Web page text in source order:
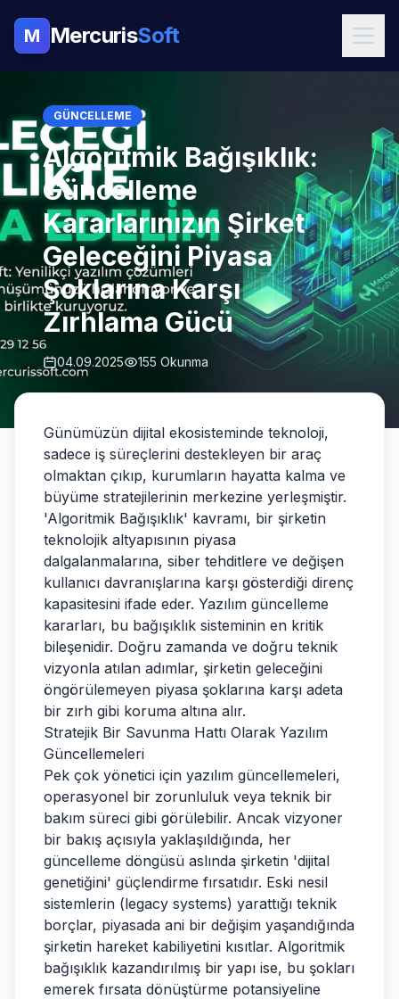
M MercurisSoft
GÜNCELLEME
Algoritmik Bağışıklık:
Güncelleme
Kararlarınızın Şirket
Geleceğini Piyasa
Şoklarına Karşı
Zırhlama Gücü
04.09.2025 155 Okunma
Günümüzün dijital ekosisteminde teknoloji,
sadece iş süreçlerini destekleyen bir araç
olmaktan çıkıp, kurumların hayatta kalma ve
büyüme stratejilerinin merkezine yerleşmiştir.
'Algoritmik Bağışıklık' kavramı, bir şirketin
teknolojik altyapısının piyasa
dalgalanmalarına, siber tehditlere ve değişen
kullanıcı davranışlarına karşı gösterdiği direnç
kapasitesini ifade eder. Yazılım güncelleme
kararları, bu bağışıklık sisteminin en kritik
bileşenidir. Doğru zamanda ve doğru teknik
vizyonla atılan adımlar, şirketin geleceğini
öngörülemeyen piyasa şoklarına karşı adeta
bir zırh gibi koruma altına alır.
Stratejik Bir Savunma Hattı Olarak Yazılım
Güncellemeleri
Pek çok yönetici için yazılım güncellemeleri,
operasyonel bir zorunluluk veya teknik bir
bakım süreci gibi görülebilir. Ancak vizyoner
bir bakış açısıyla yaklaşıldığında, her
güncelleme döngüsü aslında şirketin 'dijital
genetiğini' güçlendirme fırsatıdır. Eski nesil
sistemlerin (legacy systems) yarattığı teknik
borçlar, piyasada ani bir değişim yaşandığında
şirketin hareket kabiliyetini kısıtlar. Algoritmik
bağışıklık kazandırılmış bir yapı ise, bu şokları
emerek fırsata dönüştürme potansiyeline